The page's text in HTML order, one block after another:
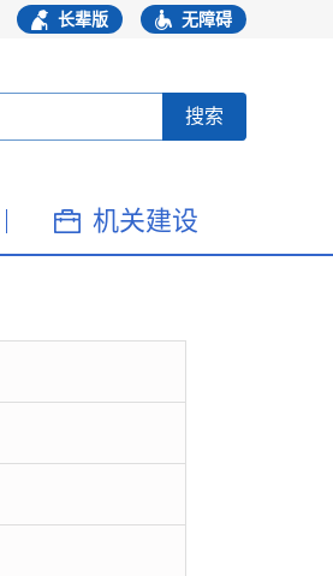
长辈版 无障碍
机关建设